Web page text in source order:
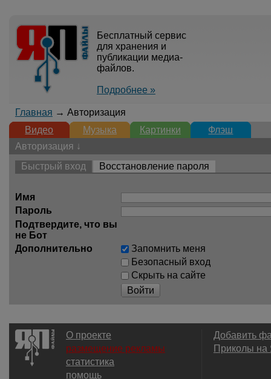
Бесплатный сервис
для хранения и
публикации медиа-
файлов.
Подробнее »
Главная → Авторизация
Видео
Музыка Картинки
Флэш
Авторизация ↓
Быстрый вход
Восстановление пароля
Имя
Пароль
Подтвердите, что вы
не Бот
Дополнительно
Запомнить меня
Безопасный вход
Скрыть на сайте
Войти
О проекте
размещение рекламы
статистика
помощь
Добавить
Приколы